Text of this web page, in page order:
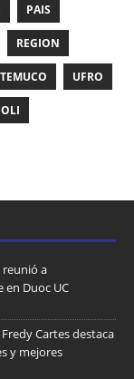
PAIS
REGION
TEMUCO UFRO
reunió a
Duoc UC
Cartes destaca
y mejores